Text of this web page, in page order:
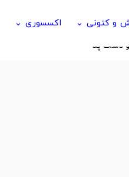
و کتونی keyboard_arrow_down اکسسوری keyboard_arrow_down
دسک پد